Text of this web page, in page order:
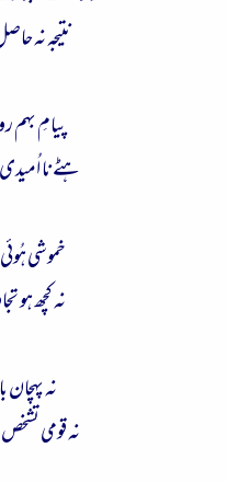
نتیجہ نہ
پیامِ بہم
ہٹے نا
خموشی
نہ کچھ ہو
نہ
نہ قومی